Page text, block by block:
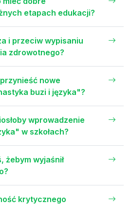
etapach edukacji?
i przeciw wypisaniu
zdrowotnego?
nowe
buzi i języka"?
wprowadzenie
w szkołach?
żebym wyjaśnił
krytycznego